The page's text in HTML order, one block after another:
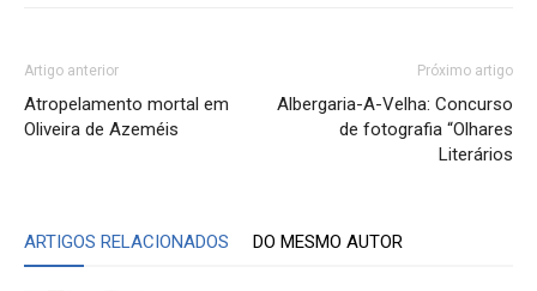
Artigo anterior
Atropelamento mortal em
Oliveira de Azeméis
Próximo artigo
Albergaria-A-Velha: Concurso
de fotografia “Olhares
Literários
ARTIGOS RELACIONADOS DO MESMO AUTOR